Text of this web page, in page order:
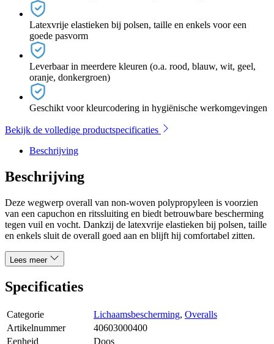
Latexvrije elastieken bij polsen, taille en enkels voor een
goede pasvorm
Leverbaar in meerdere kleuren (o.a. rood, blauw, wit, geel,
oranje, donkergroen)
Geschikt voor kleurcodering in hygiënische werkomgevingen
Bekijk de volledige productspecificaties
Beschrijving
Beschrijving
Deze wegwerp overall van non-woven polypropyleen is voorzien
van een capuchon en ritssluiting en biedt betrouwbare bescherming
tegen vuil en vocht. Dankzij de latexvrije elastieken bij polsen, taille
en enkels sluit de overall goed aan en blijft hij comfortabel zitten.
Lees meer
Specificaties
Categorie Lichaamsbescherming, Overalls
Artikelnummer
40603000400
Eenheid
Doos